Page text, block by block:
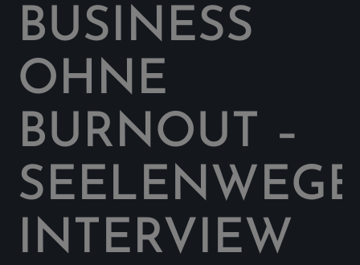
BUSINESS
OHNE
BURNOUT –
SEELENWEGE
INTERVIEW